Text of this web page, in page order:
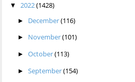
▼ 2022(1428)
► December(116)
► November(101)
►October(113)
►September(154)